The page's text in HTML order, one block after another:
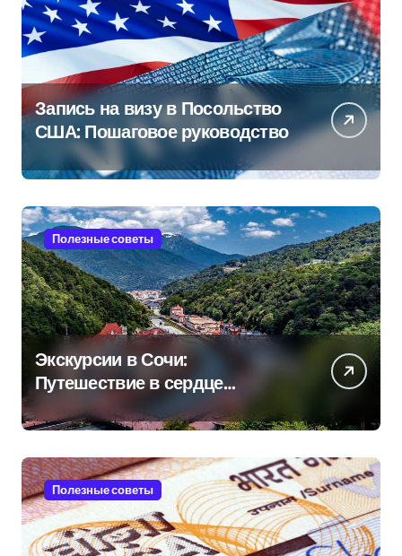
Запись на визу в Посольство
США: Пошаговое руководство
Полезные советы
Экскурсии в Сочи:
Путешествие в сердце
Черноморского курорта
Полезные советы